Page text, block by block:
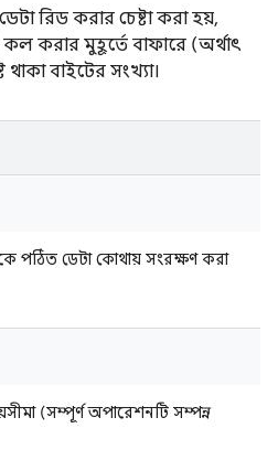
রিড করার চেষ্টা করা হয়,
করার মুহূর্তে বাফারে (অর্থাৎ
বাইটের সংখ্যা।
পঠিত ডেটা কোথায় সংরক্ষণ করা
(সম্পূর্ণ অপারেশনটি সম্পন্ন